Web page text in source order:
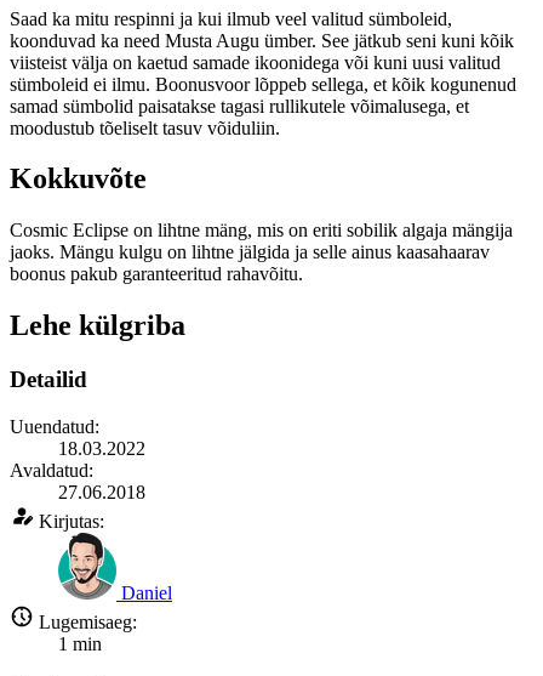
Saad ka mitu respinni ja kui ilmub veel valitud sümboleid,
koonduvad ka need Musta Augu ümber. See jätkub seni kuni kõik
viisteist välja on kaetud samade ikoonidega või kuni uusi valitud
sümboleid ei ilmu. Boonusvoor lõppeb sellega, et kõik kogunenud
samad sümbolid paisatakse tagasi rullikutele võimalusega, et
moodustub tõeliselt tasuv võiduliin.
Kokkuvõte
Cosmic Eclipse on lihtne mäng, mis on eriti sobilik algaja mängija
jaoks. Mängu kulgu on lihtne jälgida ja selle ainus kaasahaarav
boonus pakub garanteeritud rahavõitu.
Lehe külgriba
Detailid
Uuendatud:
18.03.2022
Avaldatud:
27.06.2018
Kirjutas:
Daniel
Lugemisaeg:
1 min